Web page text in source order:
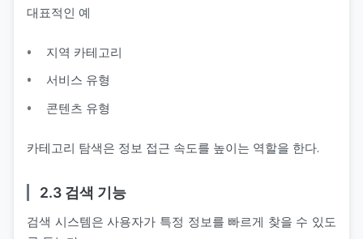
대표적인 예
지역 카테고리
서비스 유형
콘텐츠 유형
카테고리 탐색은 정보 접근 속도를 높이는 역할을 한다.
2.3 검색 기능
검색 시스템은 사용자가 특정 정보를 빠르게 찾을 수 있도